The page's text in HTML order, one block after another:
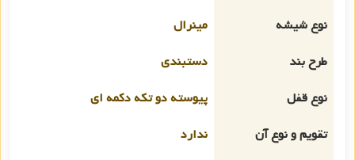
نوع شیشه
مینرال
طرح بند
دستبندی
نوع قفل
پیوسته دو تکه دکمه ای
تقویم و نوع آن
ندارد